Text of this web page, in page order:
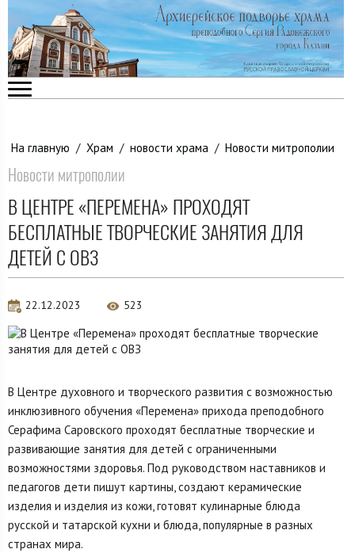
На главную / Храм / новости храма / Новости митрополии
Новости митрополии
В ЦЕНТРЕ «ПЕРЕМЕНА» ПРОХОДЯТ
БЕСПЛАТНЫЕ ТВОРЧЕСКИЕ ЗАНЯТИЯ ДЛЯ
ДЕТЕЙ С ОВЗ
22.12.2023 523
В Центре духовного и творческого развития с возможностью
инклюзивного обучения «Перемена» прихода преподобного
Серафима Саровского проходят бесплатные творческие и
развивающие занятия для детей с ограниченными
возможностями здоровья. Под руководством наставников и
педагогов дети пишут картины, создают керамические
изделия и изделия из кожи, готовят кулинарные блюда
русской и татарской кухни и блюда, популярные в разных
странах мира.